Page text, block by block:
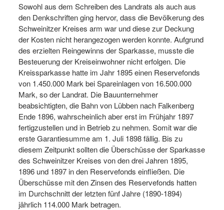
Sowohl aus dem Schreiben des Landrats als auch aus
den Denkschriften ging hervor, dass die Bevölkerung des
Schweinitzer Kreises arm war und diese zur Deckung
der Kosten nicht herangezogen werden konnte. Aufgrund
des erzielten Reingewinns der Sparkasse, musste die
Besteuerung der Kreiseinwohner nicht erfolgen. Die
Kreissparkasse hatte im Jahr 1895 einen Reservefonds
von 1.450.000 Mark bei Spareinlagen von 16.500.000
Mark, so der Landrat. Die Bauunternehmer
beabsichtigten, die Bahn von Lübben nach Falkenberg
Ende 1896, wahrscheinlich aber erst im Frühjahr 1897
fertigzustellen und in Betrieb zu nehmen. Somit war die
erste Garantiesumme am 1. Juli 1898 fällig. Bis zu
diesem Zeitpunkt sollten die Überschüsse der Sparkasse
des Schweinitzer Kreises von den drei Jahren 1895,
1896 und 1897 in den Reservefonds einfließen. Die
Überschüsse mit den Zinsen des Reservefonds hatten
im Durchschnitt der letzten fünf Jahre (1890-1894)
jährlich 114.000 Mark betragen.